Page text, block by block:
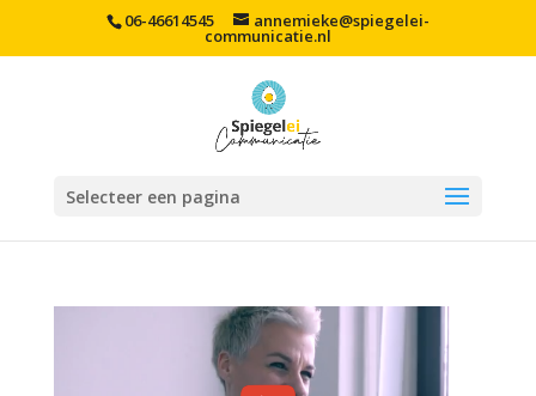
06-46614545 annemieke@spiegelei-
communicatie.nl
Selecteer een pagina